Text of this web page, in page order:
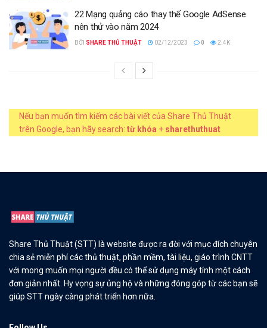
22 Mạng quảng cáo thay thế Google AdSense
nên thử vào năm 2024
BỞI SHARE THỦ THUẬT 02/12/2023 0 2.4K
Nếu bạn muốn tìm kiếm các bài viết của Share Thủ Thuật
trên Google, bạn hãy search: từ khóa + sharethuthuat
Share Thủ Thuật (STT) là website được ra đời với mục đích chuyên
chia sẻ miễn phí các thủ thuật, phần mềm, tài liệu, giáo trình CNTT
với mong muốn mọi người đều có thể sử dụng máy tính một cách
đơn giản nhất. Hy vọng sự ủng hộ và những đóng góp từ các bạn sẽ
giúp STT ngày càng phát triển hơn nữa.